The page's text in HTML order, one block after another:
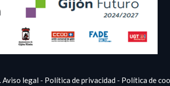
Aviso legal - Política de privacidad - Política de